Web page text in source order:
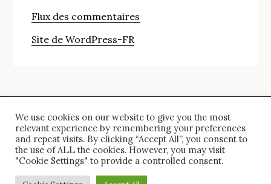
Flux des commentaires
Site de WordPress-FR
© Copyright 2024 saira. All Rights Reserved.
We use cookies on our website to give you the most
relevant experience by remembering your preferences
and repeat visits. By clicking “Accept All”, you consent to
the use of ALL the cookies. However, you may visit
"Cookie Settings" to provide a controlled consent.
Anglais Français Allemand
Espagnol